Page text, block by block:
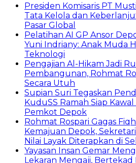
Presiden Komisaris PT
Tata Kelola dan
Pasar Global
Pelatihan AI GP Ansor
Yuni Indriany: Anak Muda
Teknologi
Pengajian Al-Hikam Jadi
Pembangunan, Rohmat
Secara Utuh
Supian Suri Tegaskan
KuduSS Ramah Siap
Pemkot Depok
Rohmat Rospari Gagas
Kemajuan Depok,
Nilai Layak Diterapkan di
Yayasan Insan Gemar
Lekaran Mengaji,